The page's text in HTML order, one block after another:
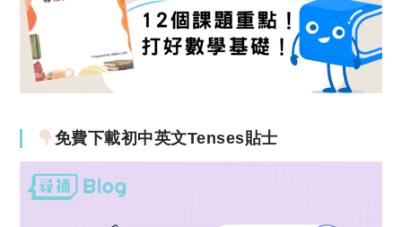
免費下載初中英文Tenses貼士